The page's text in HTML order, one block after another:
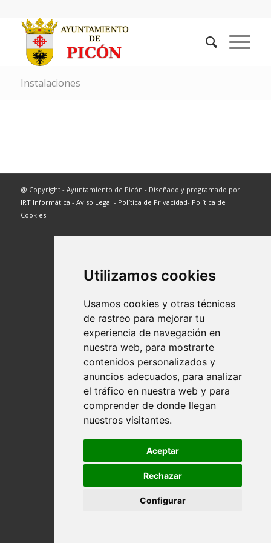
Utilizamos cookies
Usamos cookies y otras técnicas
de rastreo para mejorar tu
experiencia de navegación en
nuestra web, para mostrarte
contenidos personalizados y
anuncios adecuados, para analizar
el tráfico en nuestra web y para
comprender de donde llegan
nuestros visitantes.
Aceptar
Rechazar
Configurar
Instalaciones
@ Copyright - Ayuntamiento de Picón - Diseñado y programado por
IRT Informática - Aviso Legal - Política de Privacidad- Política de
Cookies